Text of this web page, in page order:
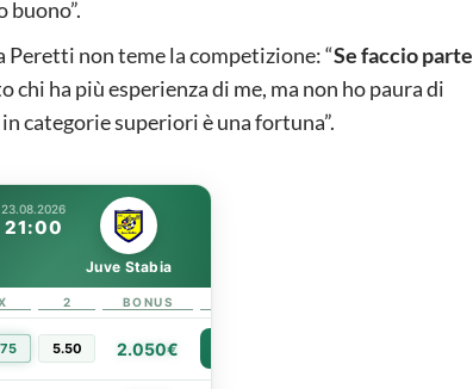
buono”.
non teme la competizione: “Se faccio parte
chi ha più esperienza di me, ma non ho paura di
categorie superiori è una fortuna”.
23.08.2026
21:00
Juve Stabia
2 BONUS
5.50 2.050€